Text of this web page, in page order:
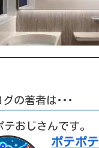
グの著者は･･･
テおじさんです。
ポテポテ